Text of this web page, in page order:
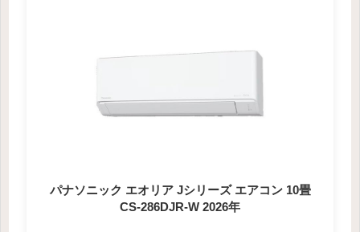
パナソニック エオリア Jシリーズ エアコン 10畳
CS-286DJR-W 2026年